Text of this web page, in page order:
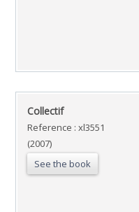
‎Collectif‎
Reference : xl3551
(2007)
See the book